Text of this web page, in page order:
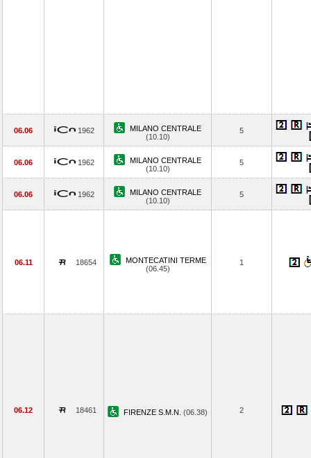
06.06 1962
MILANO CENTRALE
(10.10)
5
06.06 1962
MILANO CENTRALE
(10.10)
5
06.06 1962
MILANO CENTRALE
(10.10)
5
06.11 18654
MONTECATINI TERME
(06.45)
1
06.12 18461 FIRENZE S.M.N. (06.38) 2